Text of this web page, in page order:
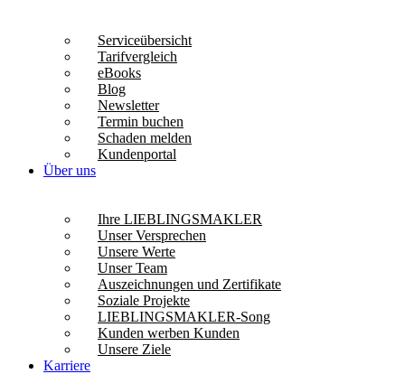
Serviceübersicht
Tarifvergleich
eBooks
Blog
Newsletter
Termin buchen
Schaden melden
Kundenportal
Über uns
Ihre LIEBLINGSMAKLER
Unser Versprechen
Unsere Werte
Unser Team
Auszeichnungen und Zertifikate
Soziale Projekte
LIEBLINGSMAKLER-Song
Kunden werben Kunden
Unsere Ziele
Karriere